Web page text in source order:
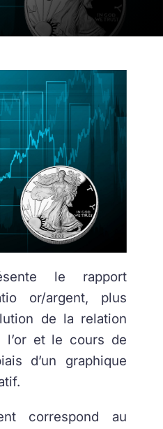
le rapport
or/argent, plus
de la relation
et le cours de
d’un graphique
correspond au